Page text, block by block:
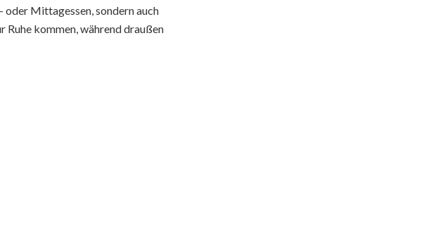
oder Mittagessen, sondern auch
Ruhe kommen, während draußen